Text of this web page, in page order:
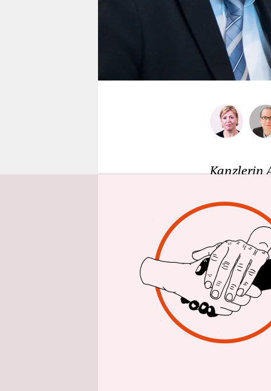
Kanzlerin
geben
Ersten,
Das
stritten sie
Grenze
Die taz
bringen.